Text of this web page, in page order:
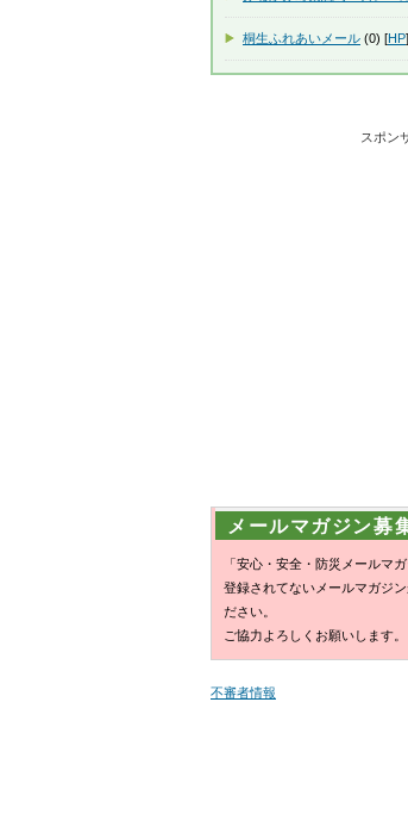
桐生ふれあいメール (0) [HP]
スポン
メールマガジン募
「安心・安全・防災メールマ
登録されてないメールマガジン
ださい。
ご協力よろしくお願いします。
不審者情報